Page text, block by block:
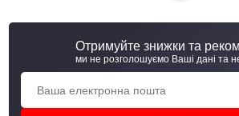
Відвід н/ж 18,0 мм AISI 304/304L, 1,5
матова
Отримуйте знижки та
ми не розголошуємо Ваші дані та